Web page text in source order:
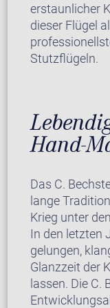
erstaunlicher
dieser Flügel
Stutzflügeln.
Hand-
Das C.
lange
Krieg unter
In den letzten
gelungen,
Glanzzeit der
lassen. Die C.